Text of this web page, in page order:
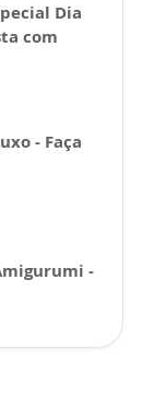
Dia
com
- Faça
-